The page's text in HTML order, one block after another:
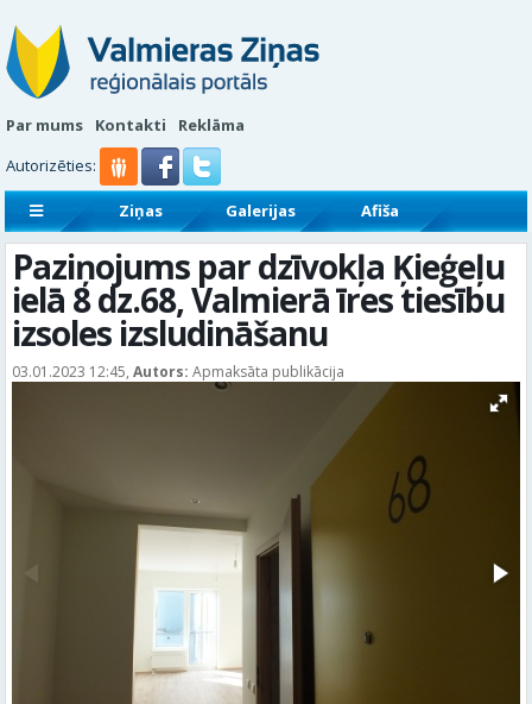
Par mums Kontakti
Reklāma
Autorizēties:
Ziņas Galerijas
Afiša
Sludinājumi
Reklāmraksti
Paziņojums par dzīvokļa Ķieģeļu
ielā 8 dz.68, Valmierā īres tiesību
izsoles izsludināšanu
03.01.2023 12:45, Autors: Apmaksāta publikācija